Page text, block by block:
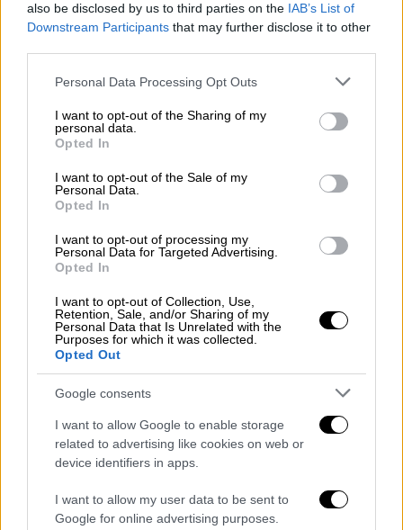
also be disclosed by us to third parties on the IAB’s List of
Downstream Participants that may further disclose it to other
Please note that this website/app uses one or more Google
not limited to your visit or usage behaviour. You may click to
grant or deny consent to Google and its third-party tags to
use your data for below specified purposes in below Google
consent section.
Personal Data Processing Opt Outs
I want to opt-out of the Sharing of my
personal data.
Opted In
I want to opt-out of the Sale of my
Personal Data.
Opted In
I want to opt-out of processing my
Personal Data for Targeted Advertising.
Opted In
I want to opt-out of Collection, Use,
Retention, Sale, and/or Sharing of my
Personal Data that Is Unrelated with the
Purposes for which it was collected.
Opted Out
Google consents
I want to allow Google to enable storage
related to advertising like cookies on web or
device identifiers in apps.
I want to allow my user data to be sent to
Google for online advertising purposes.
Το Star προσθέτει ακόμη μία μέρα προβολής
στο ριάλιτι μόδας
Τηλεόραση|25.10.2025 09:55
Σοκαριστικό ατύχημα στη φωτογράφιση
του GNTM - Η πτώση της Ειρήνης που
σόκαρε τους κριτές
Μία απαιτητική δοκιμασία είχαν να
αντιμετωπίσουν στο χθεσινοβραδινό
επεισόδιο οι διαγωνιζόμενοι του ριάλιτι